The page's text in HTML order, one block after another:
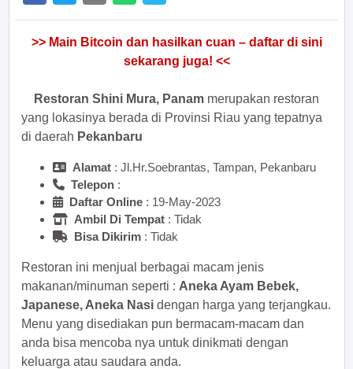
>> Main Bitcoin dan hasilkan cuan – daftar di sini
sekarang juga! <<
Restoran Shini Mura, Panam merupakan restoran
yang lokasinya berada di Provinsi Riau yang tepatnya
di daerah Pekanbaru
Alamat : Jl.Hr.Soebrantas, Tampan, Pekanbaru
Telepon :
Daftar Online : 19-May-2023
Ambil Di Tempat : Tidak
Bisa Dikirim : Tidak
Restoran ini menjual berbagai macam jenis
makanan/minuman seperti : Aneka Ayam Bebek,
Japanese, Aneka Nasi dengan harga yang terjangkau.
Menu yang disediakan pun bermacam-macam dan
anda bisa mencoba nya untuk dinikmati dengan
keluarga atau saudara anda.